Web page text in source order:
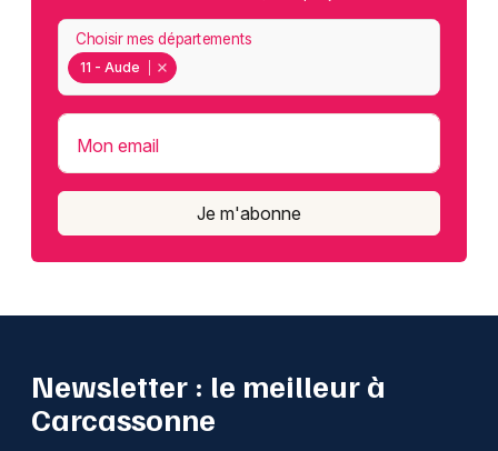
11 - Aude
Choisir mes départements
Mon email
Je m'abonne
Newsletter : le meilleur à
Carcassonne